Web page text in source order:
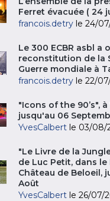
Ferret évacuée ( 24
francois.detry le 24/
Le 300 ECBR asbl a
reconstitution de la
Guerre mondiale à
francois.detry le 22/
"Icons of the 90’s",
jusqu'au 06
YvesCalbert le 03/08/
"Le Livre de la
de Luc Petit, dans le
Château de Beloeil,
Août
YvesCalbert le 26/07/